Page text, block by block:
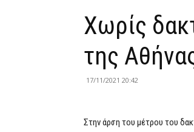
Χωρίς
της
17/11/2021 20:42
Στην άρση του μέτρου του